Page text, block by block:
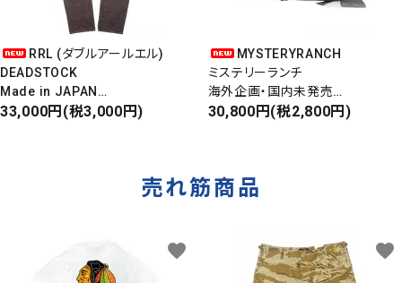
RRL (ダブルアールエル)
DEADSTOCK
Made in JAPAN
DAMAGE DENIM PANTS
33,000円(税3,000円)
MYSTERYRANCH
ミステリーランチ
海外企画・国内未発売
WAIST BAG
30,800円(税2,800円)
売れ筋商品
favorite favorite